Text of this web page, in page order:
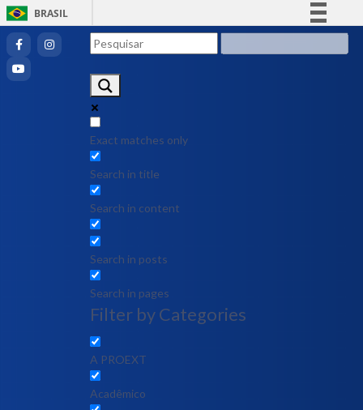
BRASIL
Exact matches only
Search in title
Search in content
Search in posts
Search in pages
Filter by Categories
A PROEXT
Acadêmico